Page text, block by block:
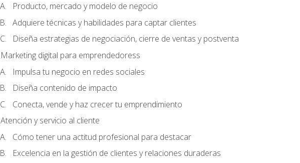
Producto, mercado y modelo de negocio
Adquiere técnicas y habilidades para captar clientes
Diseña estrategias de negociación, cierre de ventas y postventa
Marketing digital para emprendedoress
Impulsa tu negocio en redes sociales
Diseña contenido de impacto
Conecta, vende y haz crecer tu emprendimiento
Atención y servicio al cliente
Cómo tener una actitud profesional para destacar
Excelencia en la gestión de clientes y relaciones duraderas